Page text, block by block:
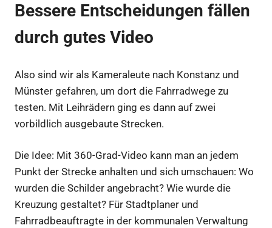
Bessere Entscheidungen fällen
durch gutes Video
Also sind wir als Kameraleute nach Konstanz und
Münster gefahren, um dort die Fahrradwege zu
testen. Mit Leihrädern ging es dann auf zwei
vorbildlich ausgebaute Strecken.
Die Idee: Mit 360-Grad-Video kann man an jedem
Punkt der Strecke anhalten und sich umschauen: Wo
wurden die Schilder angebracht? Wie wurde die
Kreuzung gestaltet? Für Stadtplaner und
Fahrradbeauftragte in der kommunalen Verwaltung